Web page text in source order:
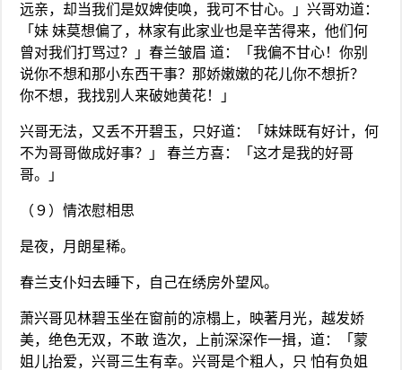
远亲，却当我们是奴婢使唤，我可不甘心。」兴哥劝道：
「妹 妹莫想偏了，林家有此家业也是辛苦得来，他们何
曾对我们打骂过？」春兰皱眉 道：「我偏不甘心！你别
说你不想和那小东西干事？那娇嫩嫩的花儿你不想折？
你不想，我找别人来破她黄花！」
兴哥无法，又丢不开碧玉，只好道：「妹妹既有好计，何
不为哥哥做成好事？」 春兰方喜：「这才是我的好哥
哥。」
（９）情浓慰相思
是夜，月朗星稀。
春兰支仆妇去睡下，自己在绣房外望风。
萧兴哥见林碧玉坐在窗前的凉榻上，映著月光，越发娇
美，绝色无双，不敢 造次，上前深深作一揖，道：「蒙
姐儿抬爱，兴哥三生有幸。兴哥是个粗人，只 怕有负姐